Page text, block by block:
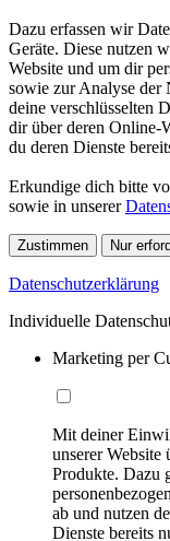
Dazu erfassen wir
Geräte. Diese nutzen
Website und um dir
sowie zur Analyse der
deine verschlüsselten
dir über deren Online-
du deren Dienste
Erkundige dich bitte
sowie in unserer
Zustimmen Nur
Datenschutzerklärung
Individuelle
Marketing per
Mit deiner
unserer Website
Produkte. Dazu
ab und nutzen
Dienste bereits